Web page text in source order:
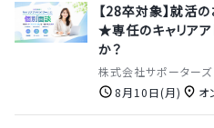
【28卒対象】就活
★専任のキャリア
か？
株式会社サポーターズ
8月10日(月)
オ